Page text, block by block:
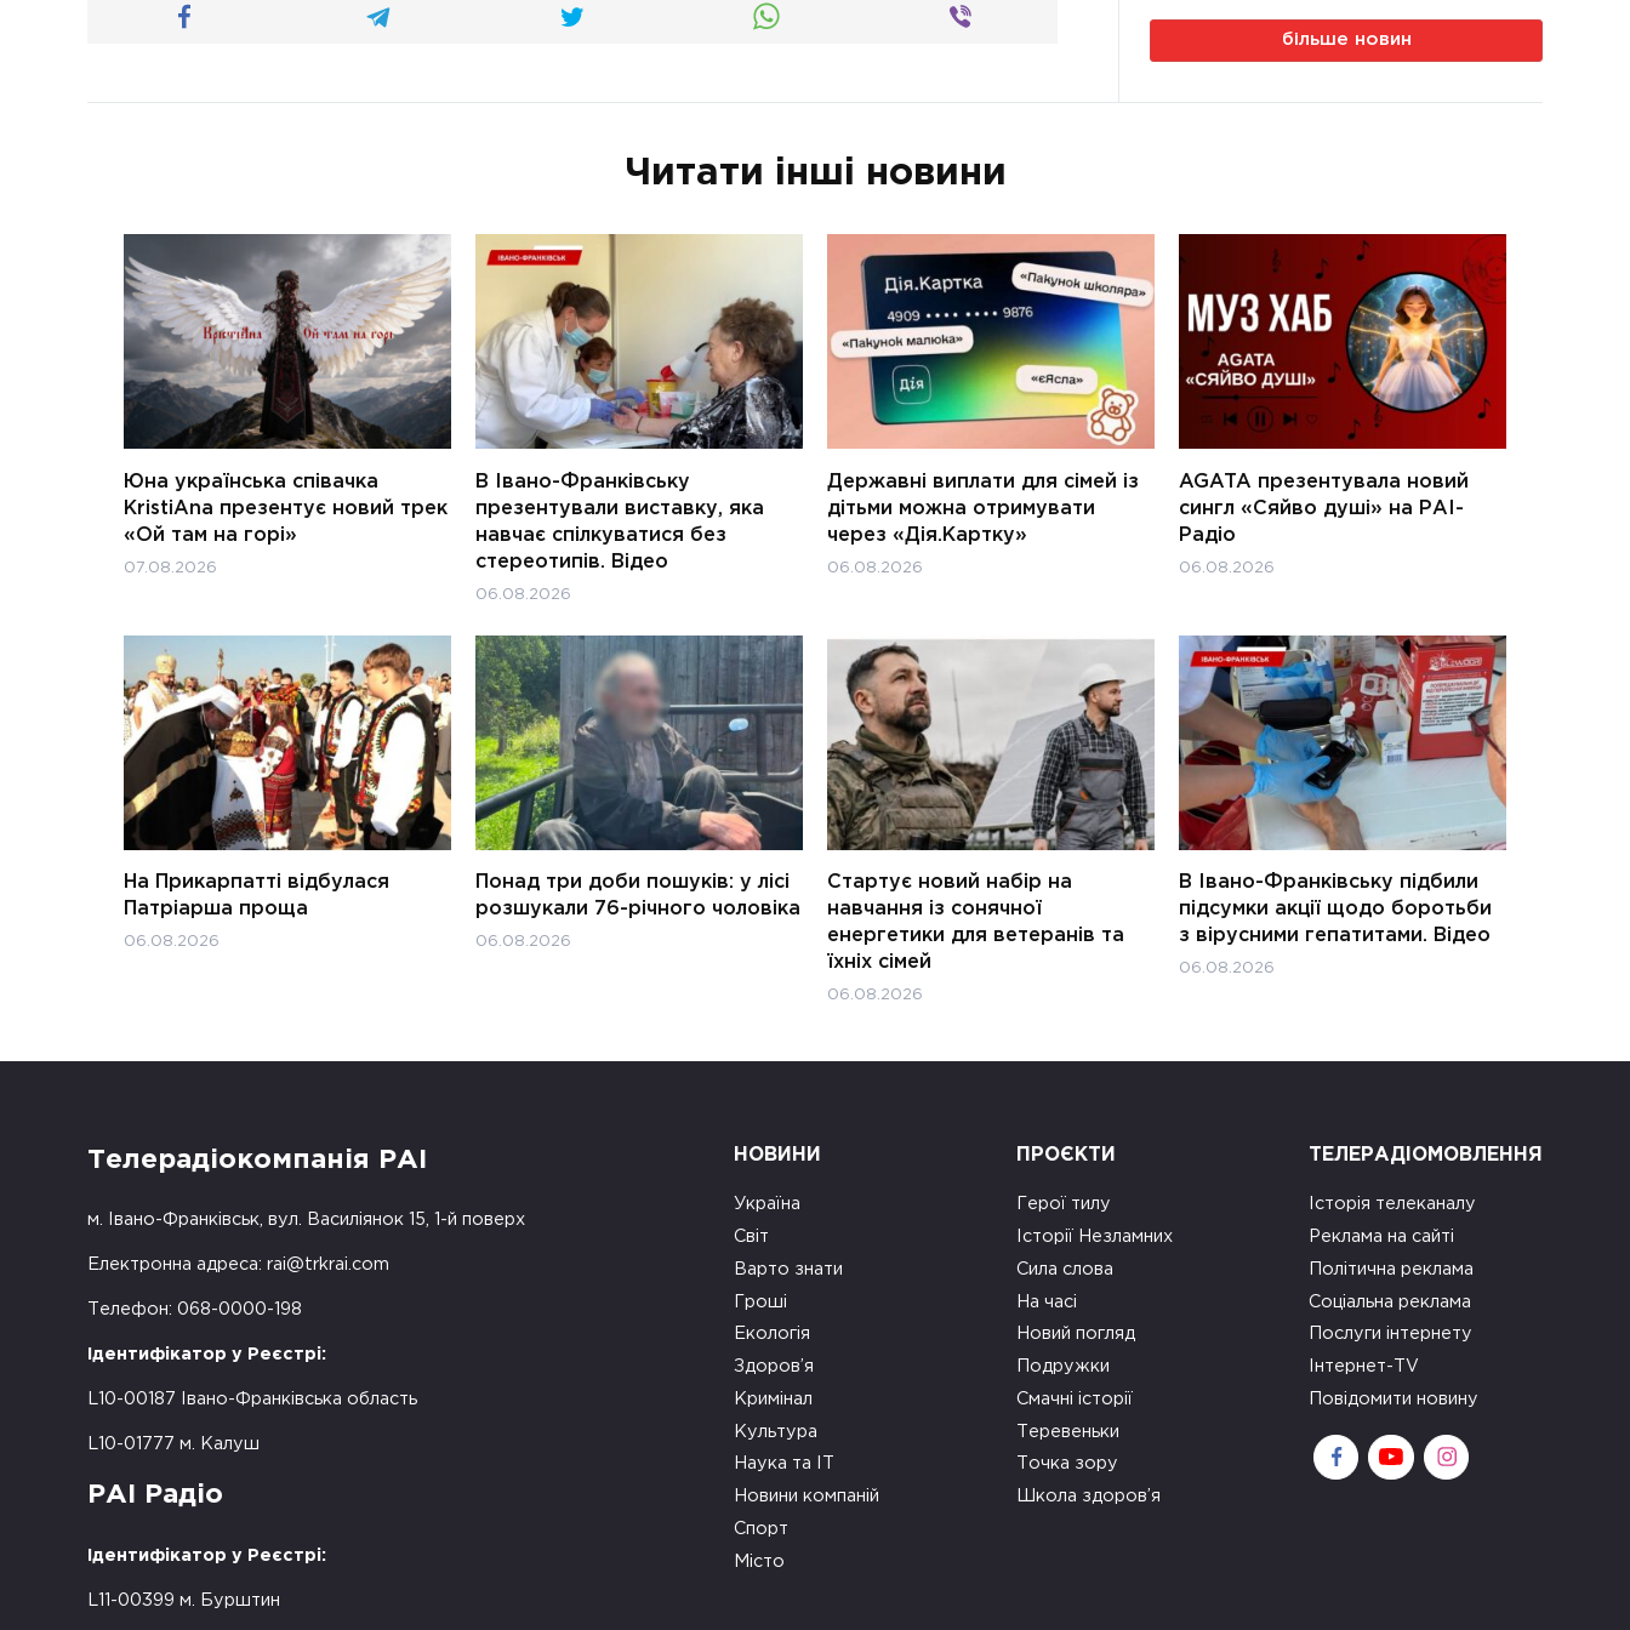
більше новин
Читати інші новини
Юна українська співачка
KristiAna презентує новий трек
«Ой там на горі»
07.08.2026
В Івано-Франківську
презентували виставку, яка
навчає спілкуватися без
стереотипів. Відео
06.08.2026
Державні виплати для сімей із
дітьми можна отримувати
через «Дія.Картку»
06.08.2026
AGATA презентувала новий
сингл «Сяйво душі» на РАІ-
Радіо
06.08.2026
На Прикарпатті відбулася
Патріарша проща
06.08.2026
Понад три доби пошуків: у лісі
розшукали 76-річного чоловіка
06.08.2026
Стартує новий набір на
навчання із сонячної
енергетики для ветеранів та
їхніх сімей
06.08.2026
В Івано-Франківську підбили
підсумки акції щодо боротьби
з вірусними гепатитами. Відео
06.08.2026
Телерадіокомпанія РАІ
м. Івано-Франківськ, вул. Василіянок 15, 1-й поверх
Електронна адреса: rai@trkrai.com
Телефон: 068-0000-198
Ідентифікатор у Реєстрі:
L10-00187 Івано-Франківська область
L10-01777 м. Калуш
РАІ Радіо
Ідентифікатор у Реєстрі:
L11-00399 м. Бурштин
НОВИНИ
Україна
Світ
Варто знати
Гроші
Екологія
Здоров’я
Кримінал
Культура
Наука та ІТ
Новини компаній
Спорт
Місто
ПРОЄКТИ
Герої тилу
Історії Незламних
Сила слова
На часі
Новий погляд
Подружки
Смачні історії
Теревеньки
Точка зору
Школа здоров’я
ТЕЛЕРАДІОМОВЛЕННЯ
Історія телеканалу
Реклама на сайті
Політична реклама
Соціальна реклама
Послуги інтернету
Інтернет-TV
Повідомити новину